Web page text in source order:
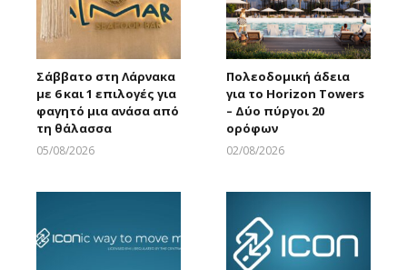
Σάββατο στη Λάρνακα
με 6 και 1 επιλογές για
φαγητό μια ανάσα από
τη θάλασσα
05/08/2026
Πολεοδομική άδεια
για το Horizon Towers
– Δύο πύργοι 20
ορόφων
02/08/2026